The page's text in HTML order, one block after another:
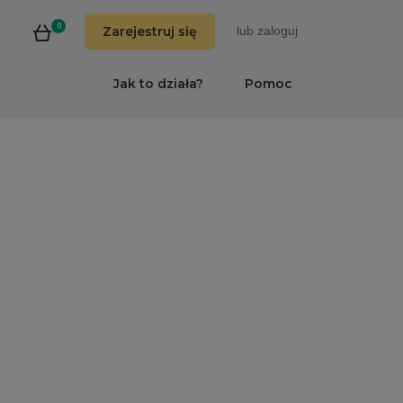
0 Zarejestruj się lub zaloguj
Pomoc
Jak to działa?